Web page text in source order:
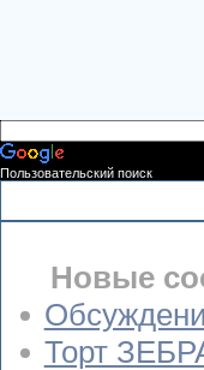
Пользовательский поиск
Новые
Торт